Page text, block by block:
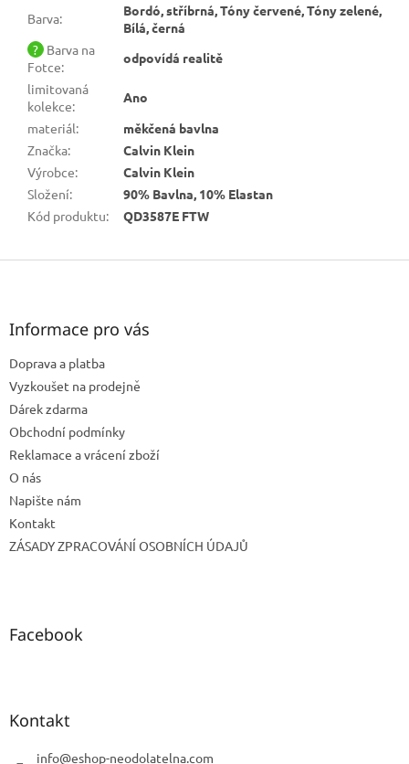
Barva:
Bordó, stříbrná, Tóny červené, Tóny zelené,
Bílá, černá
? Barva na
Fotce:
odpovídá realitě
limitovaná
kolekce:
Ano
materiál:
měkčená bavlna
Značka:
Calvin Klein
Výrobce:
Calvin Klein
Složení:
90% Bavlna, 10% Elastan
Kód produktu: QD3587E FTW
Z
Informace pro vás
Doprava a platba
Vyzkoušet na prodejně
Dárek zdarma
Obchodní podmínky
Reklamace a vrácení zboží
O nás
Napište nám
Kontakt
ZÁSADY ZPRACOVÁNÍ OSOBNÍCH ÚDAJŮ
Facebook
Kontakt
info@eshop-neodolatelna.com